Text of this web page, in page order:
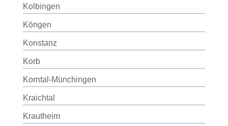
Kolbingen
Köngen
Konstanz
Korb
Korntal-Münchingen
Kraichtal
Krautheim